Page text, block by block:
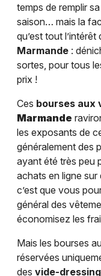
temps de remplir
saison… mais la
qu’est tout
Marmande :
sortes, pour tous
prix !
Ces bourses aux
Marmande
les exposants de
généralement des
ayant été très peu
achats en ligne
c’est que vous
général des
économisez les
Mais les bourses
réservées
des vide-